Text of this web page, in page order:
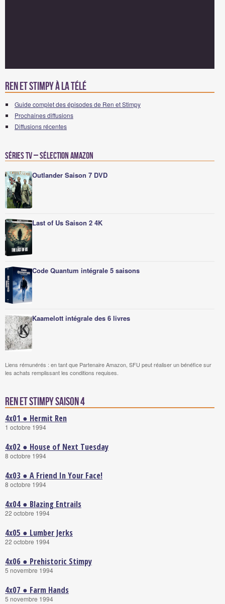
Ren et Stimpy à la télé
Guide complet des épisodes de Ren et Stimpy
Prochaines diffusions
Diffusions récentes
Séries TV – Sélection Amazon
Outlander Saison 7 DVD
Last of Us Saison 2 4K
Code Quantum intégrale 5 saisons
Kaamelott intégrale des 6 livres
Liens rémunérés : en tant que Partenaire Amazon, SFU peut réaliser un bénéfice sur
les achats remplissant les conditions requises.
Ren et Stimpy saison 4
4x01 ● Hermit Ren
1 octobre 1994
4x02 ● House of Next Tuesday
8 octobre 1994
4x03 ● A Friend In Your Face!
8 octobre 1994
4x04 ● Blazing Entrails
22 octobre 1994
4x05 ● Lumber Jerks
22 octobre 1994
4x06 ● Prehistoric Stimpy
5 novembre 1994
4x07 ● Farm Hands
5 novembre 1994